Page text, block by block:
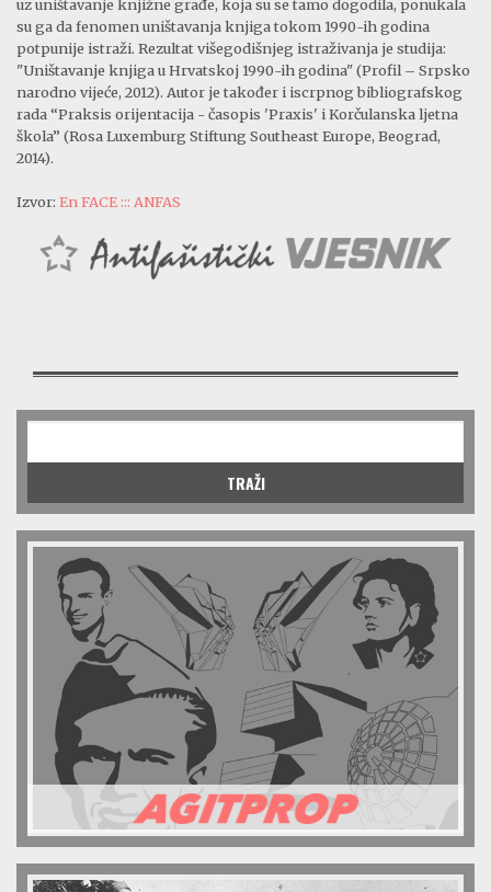
uz uništavanje knjižne građe, koja su se tamo dogodila, ponukala
su ga da fenomen uništavanja knjiga tokom 1990-ih godina
potpunije istraži. Rezultat višegodišnjeg istraživanja je studija:
"Uništavanje knjiga u Hrvatskoj 1990-ih godina" (Profil – Srpsko
narodno vijeće, 2012). Autor je također i iscrpnog bibliografskog
rada “Praksis orijentacija - časopis 'Praxis' i Korčulanska ljetna
škola” (Rosa Luxemburg Stiftung Southeast Europe, Beograd,
2014).
Izvor: En FACE ::: ANFAS